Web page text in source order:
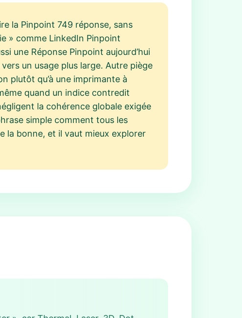
la Pinpoint 749 réponse, sans
» comme LinkedIn Pinpoint
une Réponse Pinpoint aujourd’hui
un usage plus large. Autre piège
plutôt qu’à une imprimante à
quand un indice contredit
la cohérence globale exigée
simple comment tous les
la bonne, et il vaut mieux explorer